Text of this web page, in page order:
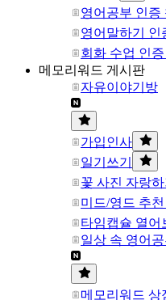
영어공부 인증
영어말하기 인
회화 수업 인증
메모리워드 게시판
자유이야기방
가입인사
일기쓰기
꽃 사진 자랑하
미드/영드 추
타임캡슐 열어
일상 속 영어
메모리워드 상